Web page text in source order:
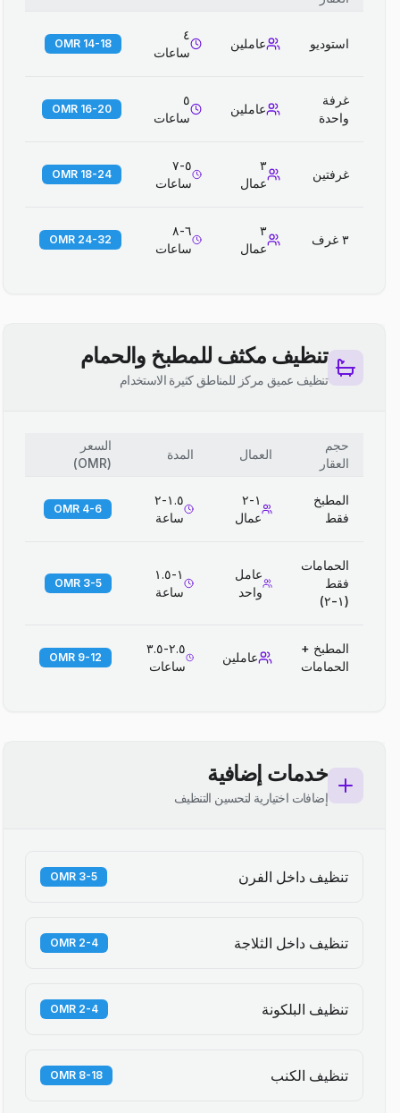
استوديو عاملين
٤
ساعات
14-18 OMR
غرفة
واحدة
عاملين
٥
ساعات
16-20 OMR
غرفتين
٣
عمال
٥-٧
ساعات
18-24 OMR
٣ غرف
٣
عمال
٦-٨
ساعات
24-32 OMR
تنظيف مكثف للمطبخ والحمام
تنظيف عميق مركز للمناطق كثيرة الاستخدام
حجم
العقار
العمال المدة
السعر
(
OMR
)
المطبخ
فقط
١-٢
عمال
١.٥-٢
ساعة
4-6 OMR
الحمامات
فقط
(١-٢)
عامل
واحد
١-١.٥
ساعة
3-5 OMR
المطبخ +
الحمامات
عاملين
٢.٥-٣.٥
ساعات
9-12 OMR
خدمات إضافية
إضافات اختيارية لتحسين التنظيف
تنظيف داخل الفرن 3-5 OMR
تنظيف داخل الثلاجة 2-4 OMR
تنظيف البلكونة 2-4 OMR
تنظيف الكنب 8-18 OMR